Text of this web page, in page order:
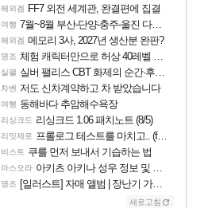
해외겜 FF7 외전 세계관, 완결편에 집결
여행 7월~8월 부산-단양-충주-울진 다녀왔어요~
해외겜 메모리 3사, 2027년 생산분 완판?
명조 체험 캐릭터만으로 허상 40레벨 하이와티아 5분 컷!｜에이메스·린네·모니에 명함
실팰 실버 팰리스 CBT 화제의 순간·후기 모음
차벤 저도 신차계약하고 차 받았습니다
여행 동해바다 추암해수욕장
리싱크드 리싱크드 1.06 패치노트 (8/5)
리밋제로 프롤로그 테스트를 마치고.. (feat. 리아)
비스트 쿠를 먼저 보내서 기습하는 법
아스오라 아키츠 아키나 성우 정보 및 주요 필모
명조 [일러스트] 자매 앨범 | 장난기 가득한 오후의 공원 (리메이크판)
새로고침